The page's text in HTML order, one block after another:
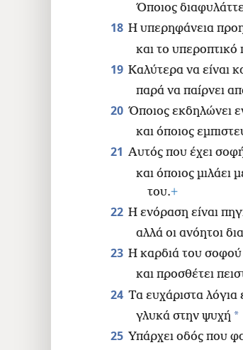
Όποιος
18 Η υπερηφάνεια
και το
19 Καλύτερα να είναι
παρά να παίρνει
20 Όποιος εκδηλώνει
και όποιος
21 Αυτός που έχει
και όποιος μιλάει
του.+
22 Η ενόραση είναι
αλλά οι ανόητοι
23 Η καρδιά του σοφού
και προσθέτει
24 Τα ευχάριστα λόγια
γλυκά στην ψυχή *
25 Υπάρχει οδός που